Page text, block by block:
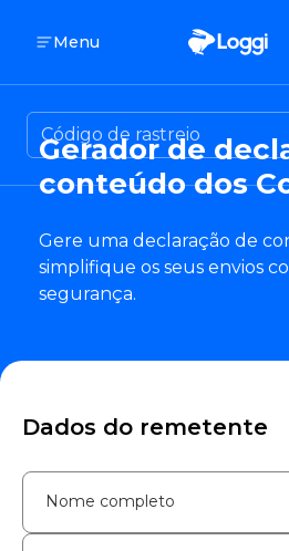
Menu
Gerador de
conteúdo dos
Gere uma declaração de
simplifique os seus envios
segurança.
Dados do remetente
Nome completo